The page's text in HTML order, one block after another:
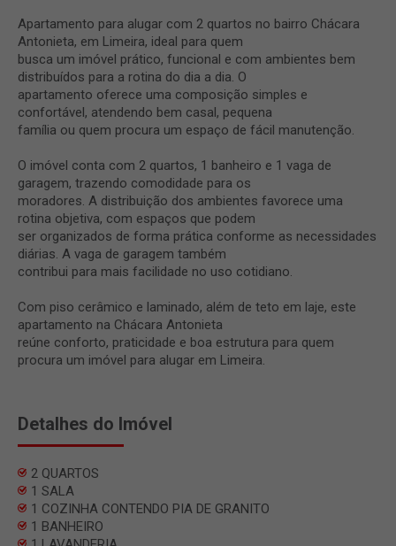
Apartamento para alugar com 2 quartos no bairro Chácara
Antonieta, em Limeira, ideal para quem
busca um imóvel prático, funcional e com ambientes bem
distribuídos para a rotina do dia a dia. O
apartamento oferece uma composição simples e
confortável, atendendo bem casal, pequena
família ou quem procura um espaço de fácil manutenção.
O imóvel conta com 2 quartos, 1 banheiro e 1 vaga de
garagem, trazendo comodidade para os
moradores. A distribuição dos ambientes favorece uma
rotina objetiva, com espaços que podem
ser organizados de forma prática conforme as necessidades
diárias. A vaga de garagem também
contribui para mais facilidade no uso cotidiano.
Com piso cerâmico e laminado, além de teto em laje, este
apartamento na Chácara Antonieta
reúne conforto, praticidade e boa estrutura para quem
procura um imóvel para alugar em Limeira.
Detalhes do Imóvel
2 QUARTOS
1 SALA
1 COZINHA CONTENDO PIA DE GRANITO
1 BANHEIRO